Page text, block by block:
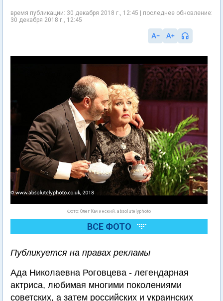
время публикации: 30 декабря 2018 г., 12:45 | последнее обновление:
30 декабря 2018 г., 12:45
Фото: Олег Качинский. absolutelyphoto
ВСЕ ФОТО
Публикуется на правах рекламы
Ада Николаевна Роговцева - легендарная
актриса, любимая многими поколениями
советских, а затем российских и украинских